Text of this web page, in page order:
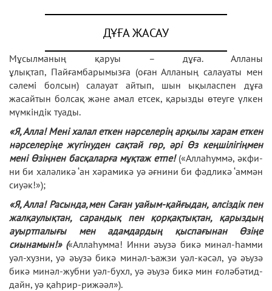
ДҰҒА ЖАСАУ
Мұсылманың қаруы – дұға. Алланы
ұлықтап, Пайғамбарымызға (оған Алланың салауаты мен
сәлемі болсын) салауат айтып, шын ықыласпен дұға
жасайтын болсақ және амал етсек, қарызды өтеуге үлкен
мүмкіндік туады.
«Я, Алла! Мені халал еткен нәрселерің арқылы харам еткен
нәрселеріңе жүгінуден сақтай гөр, әрі Өз кеңшілігіңмен
мені Өзіңнен басқаларға мұқтаж етпе! («Аллаһуммә, әкфи-
ни би халәликә ‘ан хәрамикә уә әғнини би фәдликә ‘аммән
сиуәк!»);
«Я, Алла! Расында,мен Саған уайым-қайғыдан, әлсіздік пен
жалқаулықтан, сарандық пен қорқақтықтан, қарыздың
ауыртпалығы мен адамдардың қыспағынан Өзіңе
сиынамын!» («Аллаһумма! Инни әъузә бикә минәл-һамми
уәл-хузни, уә әъузә бикә минәл-ъажзи уәл-кәсәл, уә әъузә
бикә минәл-жубни уәл-бухл, уә әъузә бикә мин ғоләбәтид-
дайн, уә қаһрир-рижәәл»).